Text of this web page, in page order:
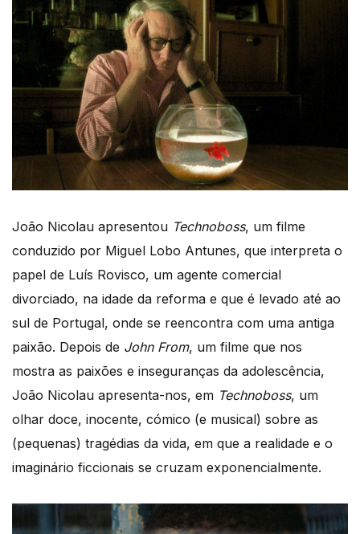
João Nicolau apresentou Technoboss, um filme
conduzido por Miguel Lobo Antunes, que interpreta o
papel de Luís Rovisco, um agente comercial
divorciado, na idade da reforma e que é levado até ao
sul de Portugal, onde se reencontra com uma antiga
paixão. Depois de John From, um filme que nos
mostra as paixões e inseguranças da adolescência,
João Nicolau apresenta-nos, em Technoboss, um
olhar doce, inocente, cómico (e musical) sobre as
(pequenas) tragédias da vida, em que a realidade e o
imaginário ficcionais se cruzam exponencialmente.